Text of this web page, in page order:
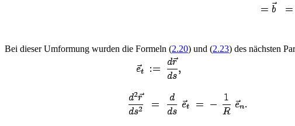
Bei dieser Umformung wurden die Formeln (2.20) und (2.23) des nächsten